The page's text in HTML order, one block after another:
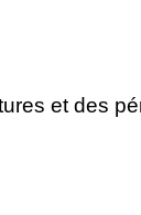
et des